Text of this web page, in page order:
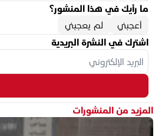
ما رأيك في هذا المنشور؟
أعجبني
لم يعجبني
اشترك في النشرة البريدية
المزيد من المنشورات